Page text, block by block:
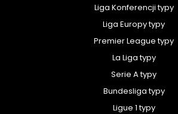
Liga Konferencji typy
Liga Europy typy
Premier League typy
La Liga typy
Serie A typy
Bundesliga typy
Ligue 1 typy